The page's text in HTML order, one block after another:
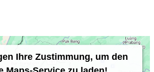
Ihre Zustimmung, um den